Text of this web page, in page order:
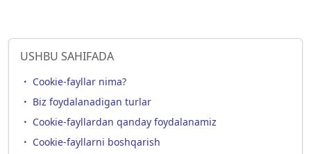
USHBU SAHIFADA
Cookie-fayllar nima?
Biz foydalanadigan turlar
Cookie-fayllardan qanday foydalanamiz
Cookie-fayllarni boshqarish